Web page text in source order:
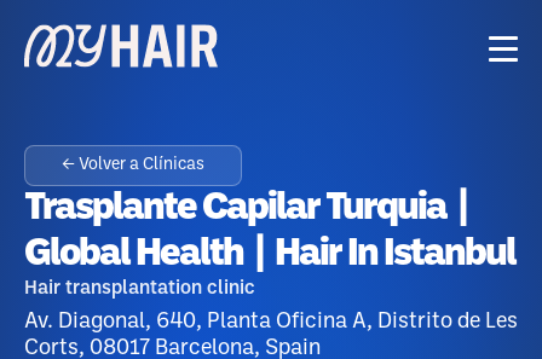
← Volver a Clínicas
Trasplante Capilar Turquia |
Global Health | Hair In Istanbul
Hair transplantation clinic
Av. Diagonal, 640, Planta Oficina A, Distrito de Les
Corts, 08017 Barcelona, Spain